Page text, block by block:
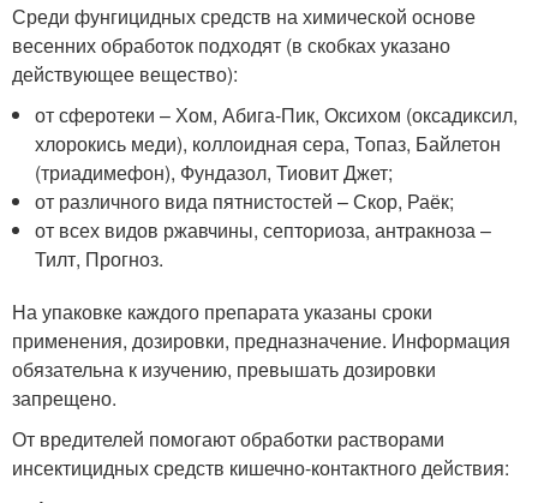
Среди фунгицидных средств на химической основе
весенних обработок подходят (в скобках указано
действующее вещество):
от сферотеки – Хом, Абига-Пик, Оксихом (оксадиксил,
хлорокись меди), коллоидная сера, Топаз, Байлетон
(триадимефон), Фундазол, Тиовит Джет;
от различного вида пятнистостей – Скор, Раёк;
от всех видов ржавчины, септориоза, антракноза –
Тилт, Прогноз.
На упаковке каждого препарата указаны сроки
применения, дозировки, предназначение. Информация
обязательна к изучению, превышать дозировки
запрещено.
От вредителей помогают обработки растворами
инсектицидных средств кишечно-контактного действия: